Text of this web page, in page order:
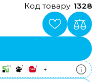
Код товару: 1328
10 3 3 +